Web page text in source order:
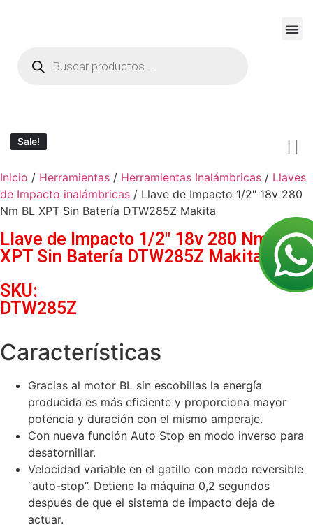
Sale!
Sale!
Inicio / Herramientas / Herramientas Inalámbricas / Llaves
de Impacto inalámbricas / Llave de Impacto 1/2″ 18v 280
Nm BL XPT Sin Batería DTW285Z Makita
Llave de Impacto 1/2″ 18v 280 Nm BL
XPT Sin Batería DTW285Z Makita
SKU:
DTW285Z
Características
Gracias al motor BL sin escobillas la energía
producida es más eficiente y proporciona mayor
potencia y duración con el mismo amperaje.
Con nueva función Auto Stop en modo inverso para
desatornillar.
Velocidad variable en el gatillo con modo reversible
“auto-stop”. Detiene la máquina 0,2 segundos
después de que el sistema de impacto deja de
actuar.